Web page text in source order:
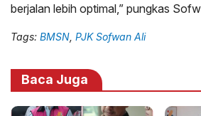
berjalan lebih optimal,” pungkas
Tags: BMSN PJK Sofwan Ali
Baca Juga